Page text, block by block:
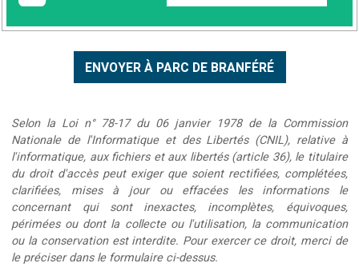
Selon la Loi n° 78-17 du 06 janvier 1978 de la Commission
Nationale de l'Informatique et des Libertés (CNIL), relative à
l'informatique, aux fichiers et aux libertés (article 36), le titulaire
du droit d'accès peut exiger que soient rectifiées, complétées,
clarifiées, mises à jour ou effacées les informations le
concernant qui sont inexactes, incomplètes, équivoques,
périmées ou dont la collecte ou l'utilisation, la communication
ou la conservation est interdite. Pour exercer ce droit, merci de
le préciser dans le formulaire ci-dessus.